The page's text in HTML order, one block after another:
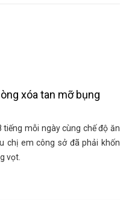
xóa tan mỡ bụng
mỗi ngày cùng chế độ ăn
chị em công sở đã phải khốn
vọt.